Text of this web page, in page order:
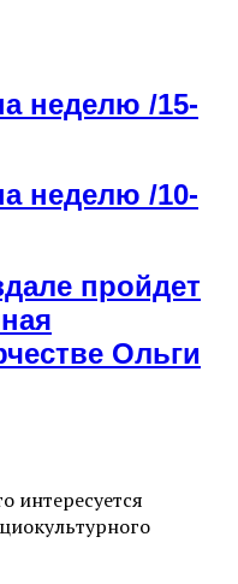
неделю /15-
неделю /10-
пройдет
Ольги
интересуется